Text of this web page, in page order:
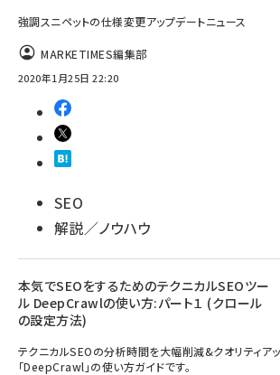
強調スニペットの仕様変更アップデートニュース
MARKETIMES編集部
2020年1月25日 22:20
SEO
解説／ノウハウ
本気でSEOをするためのテクニカルSEOツー
ル DeepCrawlの使い方:パート１ (クロール
の設定方法)
テクニカルSEOの分析時間を大幅削減&クオリティア
「DeepCrawl」の使い方ガイドです。